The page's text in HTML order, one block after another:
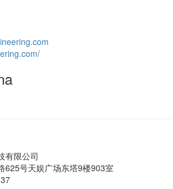
有限公司
625号天娱广场东塔9楼903室